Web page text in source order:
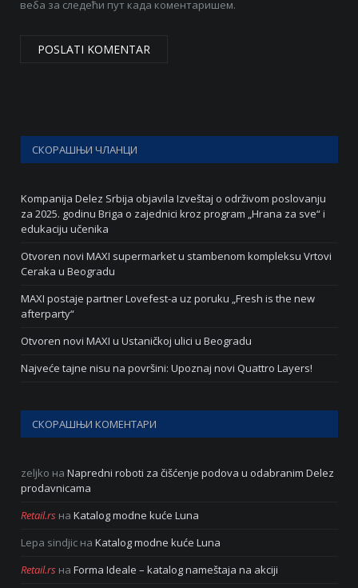
веба за следећи пут када коментаришем.
СКОРАШЊИ ЧЛАНЦИ
Kompanija Delez Srbija objavila Izveštaj o održivom poslovanju
za 2025. godinu Briga o zajednici kroz program „Hrana za sve“ i
edukaciju učenika
Otvoren novi MAXI supermarket u stambenom kompleksu Vrtovi
Ceraka u Beogradu
MAXI postaje partner Lovefest-a uz poruku „Fresh is the new
afterparty“
Otvoren novi MAXI u Ustaničkoj ulici u Beogradu
Najveće tajne nisu na površini: Upoznaj novi Quattro Layers!
СКОРАШЊИ КОМЕНТАРИ
zeljko на Napredni roboti za čišćenje podova u odabranim Delez
prodavnicama
Retail.rs на Katalog modne kuće Luna
Lepa sindjic на Katalog modne kuće Luna
Retail.rs на Forma Ideale – katalog nameštaja na akciji